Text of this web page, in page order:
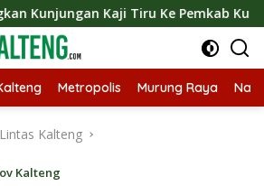
Kaji Tiru Ke Pemkab Kulon Progo
Metropolis Murung Raya
Lintas Kalteng
Kalteng